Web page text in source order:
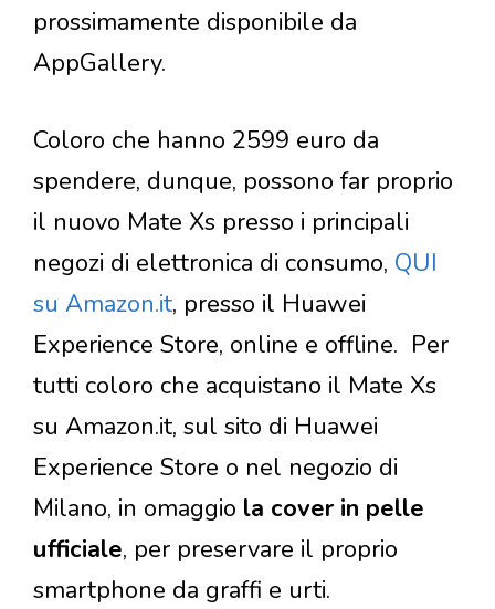
prossimamente disponibile da
AppGallery.
Coloro che hanno 2599 euro da
spendere, dunque, possono far proprio
il nuovo Mate Xs presso i principali
negozi di elettronica di consumo, QUI
su Amazon.it, presso il Huawei
Experience Store, online e offline. Per
tutti coloro che acquistano il Mate Xs
su Amazon.it, sul sito di Huawei
Experience Store o nel negozio di
Milano, in omaggio la cover in pelle
ufficiale, per preservare il proprio
smartphone da graffi e urti.